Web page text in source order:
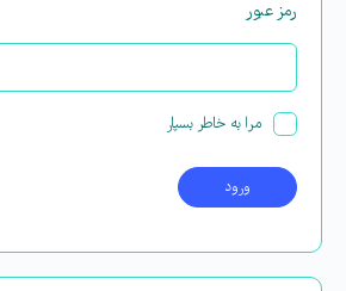
رمز عبور
مرا به خاطر بسپار